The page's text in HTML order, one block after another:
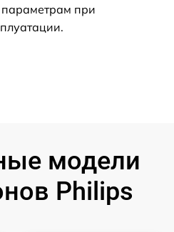
параметрам при
модели
Philips